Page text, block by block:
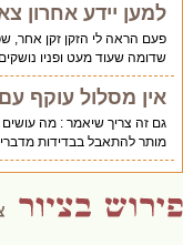
למען יידע אחרון
פעם הראה לי הזקן זקן אחר,
שדומה שעוד מעט ופניו נושקים
אין מסלול עוקף עם
גם זה צריך שיאמר : מה עושים
מותר להתאבל בבדידות מדברית.